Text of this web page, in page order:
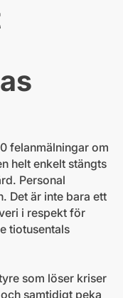
felanmälningar om
helt enkelt stängts
Personal
Det är inte bara ett
i respekt för
tiotusentals
som löser kriser
samtidigt peka